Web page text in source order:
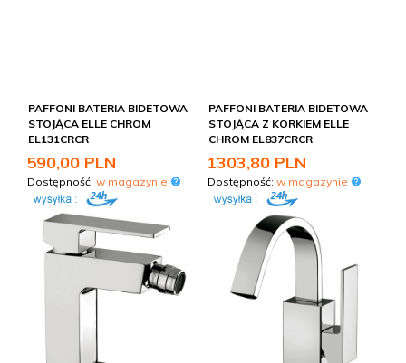
PAFFONI BATERIA BIDETOWA
STOJĄCA ELLE CHROM
EL131CRCR
590,00 PLN
Dostępność: w magazynie
PAFFONI BATERIA BIDETOWA
STOJĄCA Z KORKIEM ELLE
CHROM EL837CRCR
1303,80 PLN
Dostępność: w magazynie